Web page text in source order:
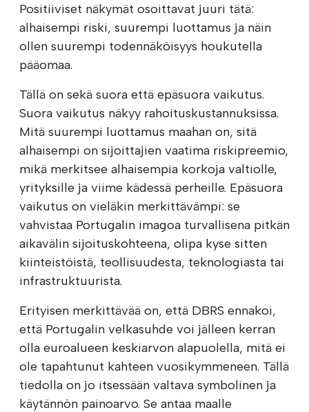
Positiiviset näkymät osoittavat juuri tätä:
alhaisempi riski, suurempi luottamus ja näin
ollen suurempi todennäköisyys houkutella
pääomaa.
Tällä on sekä suora että epäsuora vaikutus.
Suora vaikutus näkyy rahoituskustannuksissa.
Mitä suurempi luottamus maahan on, sitä
alhaisempi on sijoittajien vaatima riskipreemio,
mikä merkitsee alhaisempia korkoja valtiolle,
yrityksille ja viime kädessä perheille. Epäsuora
vaikutus on vieläkin merkittävämpi: se
vahvistaa Portugalin imagoa turvallisena pitkän
aikavälin sijoituskohteena, olipa kyse sitten
kiinteistöistä, teollisuudesta, teknologiasta tai
infrastruktuurista.
Erityisen merkittävää on, että DBRS ennakoi,
että Portugalin velkasuhde voi jälleen kerran
olla euroalueen keskiarvon alapuolella, mitä ei
ole tapahtunut kahteen vuosikymmeneen. Tällä
tiedolla on jo itsessään valtava symbolinen ja
käytännön painoarvo. Se antaa maalle